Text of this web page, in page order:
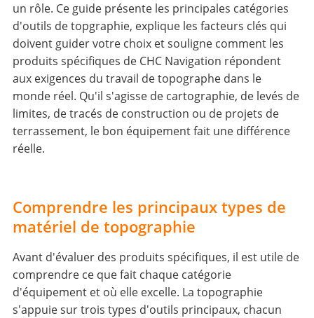
un rôle. Ce guide présente les principales catégories
d'outils de topgraphie, explique les facteurs clés qui
doivent guider votre choix et souligne comment les
produits spécifiques de CHC Navigation répondent
aux exigences du travail de topographe dans le
monde réel. Qu'il s'agisse de cartographie, de levés de
limites, de tracés de construction ou de projets de
terrassement, le bon équipement fait une différence
réelle.
Comprendre les principaux types de
matériel de topographie
Avant d'évaluer des produits spécifiques, il est utile de
comprendre ce que fait chaque catégorie
d'équipement et où elle excelle. La topographie
s'appuie sur trois types d'outils principaux, chacun